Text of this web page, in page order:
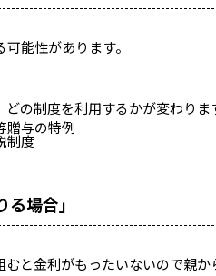
能性があります。
どの制度を利用するかが変わりま
贈与の特例
制度
る場合」
むと金利がもったいないので親